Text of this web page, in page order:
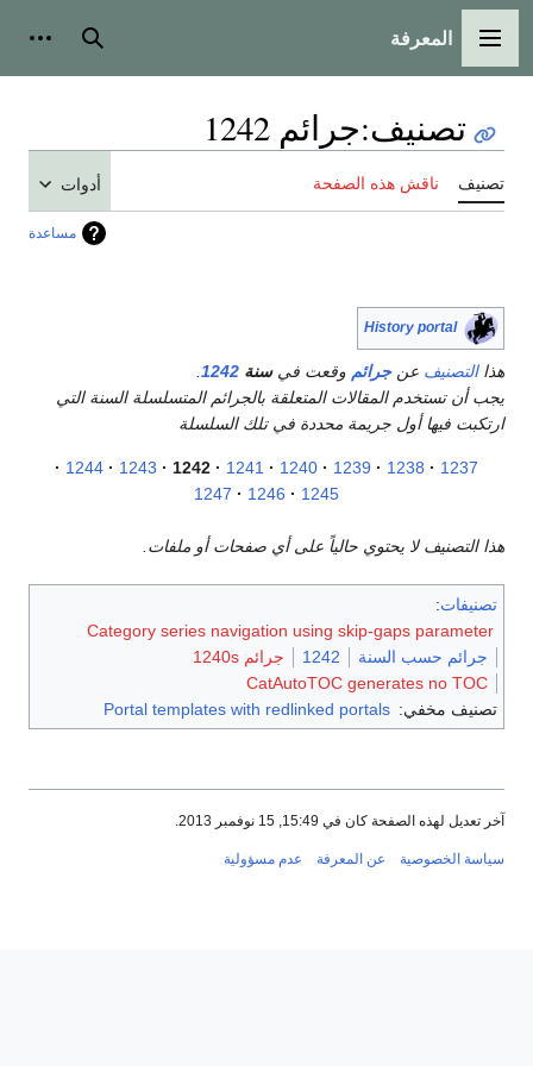
القائمة الرئيسية
المعرفة بحث
تصنيف:جرائم 1242
تصنيف ناقش هذه الصفحة أدوات
مساعدة
History portal
هذاالتصنيف عنجرائم وقعت فيسنة 1242
يجب أن تستخدم المقالات المتعلقة بالجرائم المتسلسلة السنة التي
ارتكبت فيها أول جريمة محددة في تلك السلسلة
1237
1238
1239
1240
1241
1242
1243
1244
1245
1246
1247
هذا التصنيف لا يحتوي حالياً على أي صفحات أو ملفات.
تصنيفات:
Category series navigation using skip-gaps parameter
جرائم حسب السنة
1242
جرائم 1240s
CatAutoTOC generates no TOC
تصنيف مخفي: Portal templates with redlinked portals
آخر تعديل لهذه الصفحة كان في 15:49, 15 نوفمبر 2013.
سياسة الخصوصية عن المعرفة عدم مسؤولية